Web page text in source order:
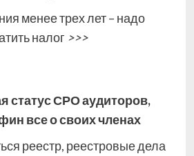
менее трех лет – надо
налог >>>
статус СРО аудиторов,
все о своих членах
реестр, реестровые дела